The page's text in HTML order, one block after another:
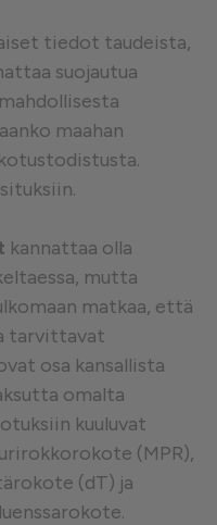
tiedot taudeista,
suojautua
maahan
kannattaa olla
mutta
matkaa, että
tarvittavat
osa kansallista
omalta
kuuluvat
(MPR),
(dT) ja